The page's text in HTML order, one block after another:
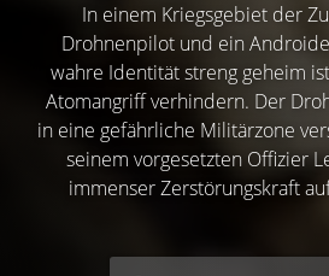
In einem Kriegsgebiet der
Drohnenpilot und ein
wahre Identität streng geheim
Atomangriff verhindern. Der
in eine gefährliche Militärzone
seinem vorgesetzten Offizier
immenser Zerstörungskraft